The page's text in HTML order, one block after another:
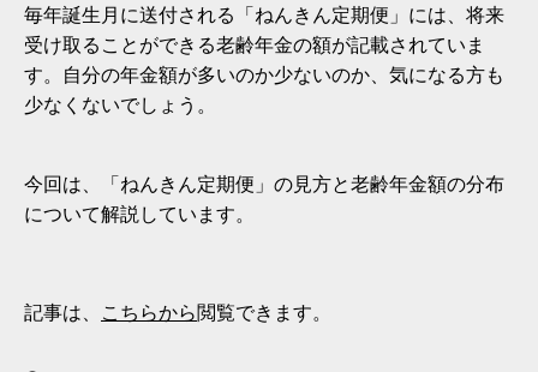
毎年誕生月に送付される「ねんきん定期便」には、将来
受け取ることができる老齢年金の額が記載されていま
す。自分の年金額が多いのか少ないのか、気になる方も
少なくないでしょう。
今回は、「ねんきん定期便」の見方と老齢年金額の分布
について解説しています。
記事は、 こちらから閲覧できます。